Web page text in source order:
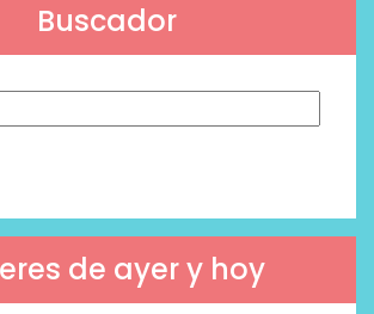
Buscador
de ayer y hoy